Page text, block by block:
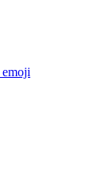
emoji